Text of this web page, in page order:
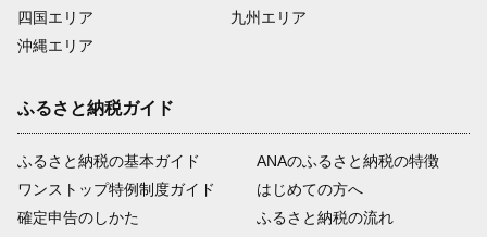
四国エリア
沖縄エリア
九州エリア
ふるさと納税ガイド
ふるさと納税の基本ガイド
ワンストップ特例制度ガイド
確定申告のしかた
ANAのふるさと納税の特徴
はじめての方へ
ふるさと納税の流れ